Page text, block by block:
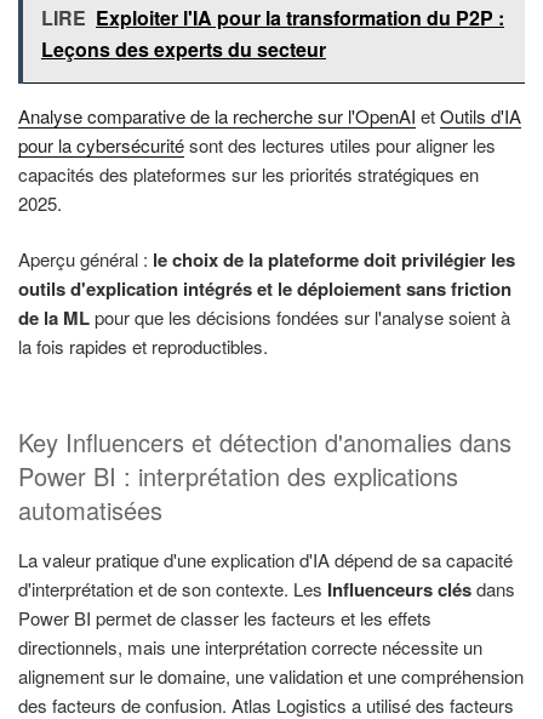
LIRE Exploiter l'IA pour la transformation du P2P :
Leçons des experts du secteur
Analyse comparative de la recherche sur l'OpenAI etOutils d'IA
pour la cybersécuritésont des lectures utiles pour aligner les
capacités des plateformes sur les priorités stratégiques en
2025.
Aperçu général : le choix de la plateforme doit privilégier les
outils d'explication intégrés et le déploiement sans friction
de la MLpour que les décisions fondées sur l'analyse soient à
la fois rapides et reproductibles.
Key Influencers et détection d'anomalies dans
Power BI : interprétation des explications
automatisées
La valeur pratique d'une explication d'IA dépend de sa capacité
d'interprétation et de son contexte. Les Influenceurs clésdans
Power BI permet de classer les facteurs et les effets
directionnels, mais une interprétation correcte nécessite un
alignement sur le domaine, une validation et une compréhension
des facteurs de confusion. Atlas Logistics a utilisé des facteurs